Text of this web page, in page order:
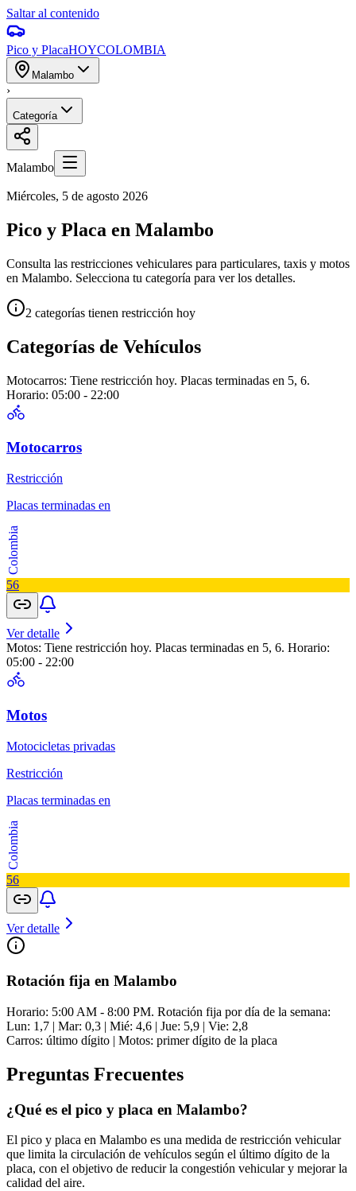
Saltar al contenido
Pico y PlacaHOYCOLOMBIA
Malambo
›
Categoría
Malambo
Miércoles, 5 de agosto 2026
Pico y Placa en Malambo
Consulta las restricciones vehiculares para particulares, taxis y motos
en Malambo. Selecciona tu categoría para ver los detalles.
2 categorías tienen restricción hoy
Categorías de Vehículos
Motocarros: Tiene restricción hoy. Placas terminadas en 5, 6.
Horario: 05:00 - 22:00
Motocarros
Restricción
Placas terminadas en
Colombia
56
Ver detalle
Motos: Tiene restricción hoy. Placas terminadas en 5, 6. Horario:
05:00 - 22:00
Motos
Motocicletas privadas
Restricción
Placas terminadas en
Colombia
56
Ver detalle
Rotación fija en Malambo
Horario: 5:00 AM - 8:00 PM. Rotación fija por día de la semana:
Lun: 1,7 | Mar: 0,3 | Mié: 4,6 | Jue: 5,9 | Vie: 2,8
Carros: último dígito | Motos: primer dígito de la placa
Preguntas Frecuentes
¿Qué es el pico y placa en Malambo?
El pico y placa en Malambo es una medida de restricción vehicular
que limita la circulación de vehículos según el último dígito de la
placa, con el objetivo de reducir la congestión vehicular y mejorar la
calidad del aire.